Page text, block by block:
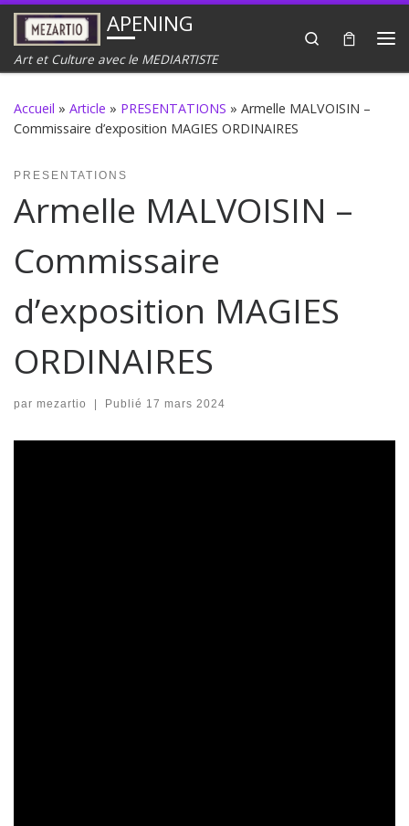
Passer au contenuAPENING
Art et Culture avec le MEDIARTISTE
Search
Accueil » Article » PRESENTATIONS » Armelle MALVOISIN –
Commissaire d’exposition MAGIES ORDINAIRES
PRESENTATIONS
Armelle MALVOISIN –
Commissaire
d’exposition MAGIES
ORDINAIRES
par mezartio Publié 17 mars 2024